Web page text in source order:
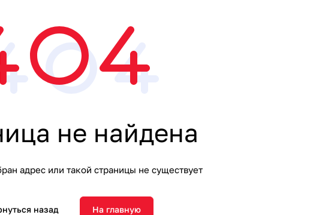
не найдена
адрес или такой страницы не существует
назад На главную